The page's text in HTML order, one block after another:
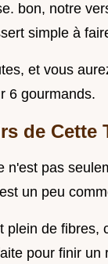
bon, notre
simple à
et vous
6 gourmands.
de Cette
n'est pas
un peu
plein de
pour finir